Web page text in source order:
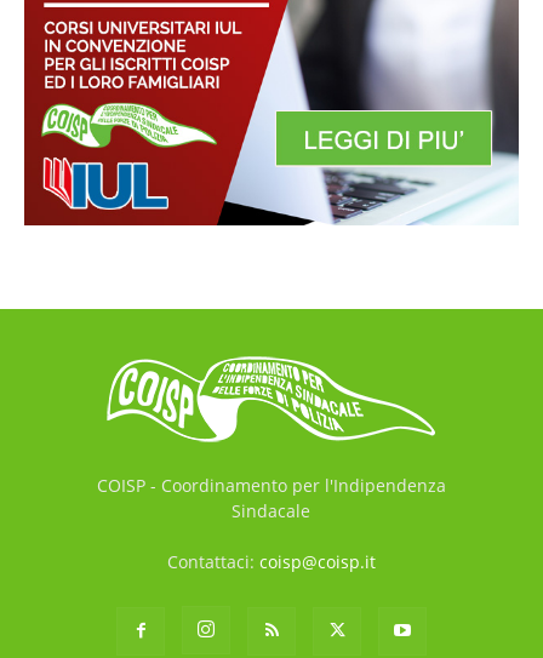
COISP - Coordinamento per l'Indipendenza
Sindacale
Contattaci: coisp@coisp.it